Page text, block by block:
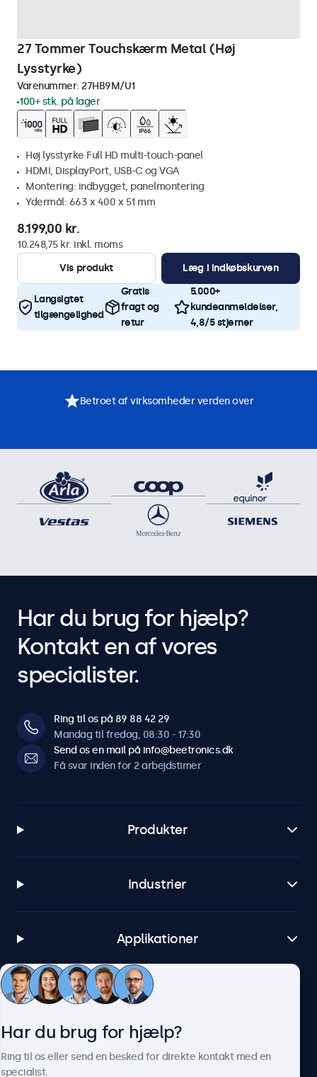
27 Tommer Touchskærm Metal (Høj
Lysstyrke)
Varenummer: 27HB9M/U1
100+ stk. på lager
Høj lysstyrke Full HD multi-touch-panel
HDMI, DisplayPort, USB-C og VGA
Montering: indbygget, panelmontering
Ydermål: 663 x 400 x 51 mm
8.199,00 kr.
10.248,75 kr. inkl. moms
Vis produkt
Læg i indkøbskurven
Langsigtet
tilgængelighed
Gratis
fragt og
retur
5.000+
kundeanmeldelser,
4,8/5 stjerner
Betroet af virksomheder verden over
Har du brug for hjælp?
Kontakt en af vores
specialister.
Ring til os på 89 88 42 29
Mandag til fredag, 08:30 - 17:30
Send os en mail på info@beetronics.dk
Få svar inden for 2 arbejdstimer
Produkter
Industrier
Applikationer
Kundeservice
Har du brug for hjælp?
Ring til os eller send en besked for direkte kontakt med en
specialist.